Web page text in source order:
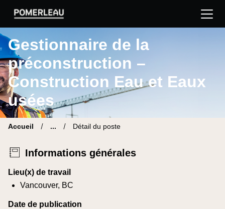
Pomerleau Site carrière | Trouve ton nouveau poste
Gestionnaire de la
préconstruction –
Construction Eau et Eaux
usées
Accueil ... Détail du poste
Informations générales
Lieu(x) de travail
Vancouver, BC
Date de publication